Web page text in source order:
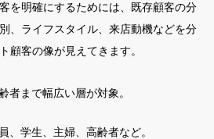
を明確にするためには、既存顧客の分
、ライフスタイル、来店動機などを分
顧客の像が見えてきます。
者まで幅広い層が対象。
、学生、主婦、高齢者など。